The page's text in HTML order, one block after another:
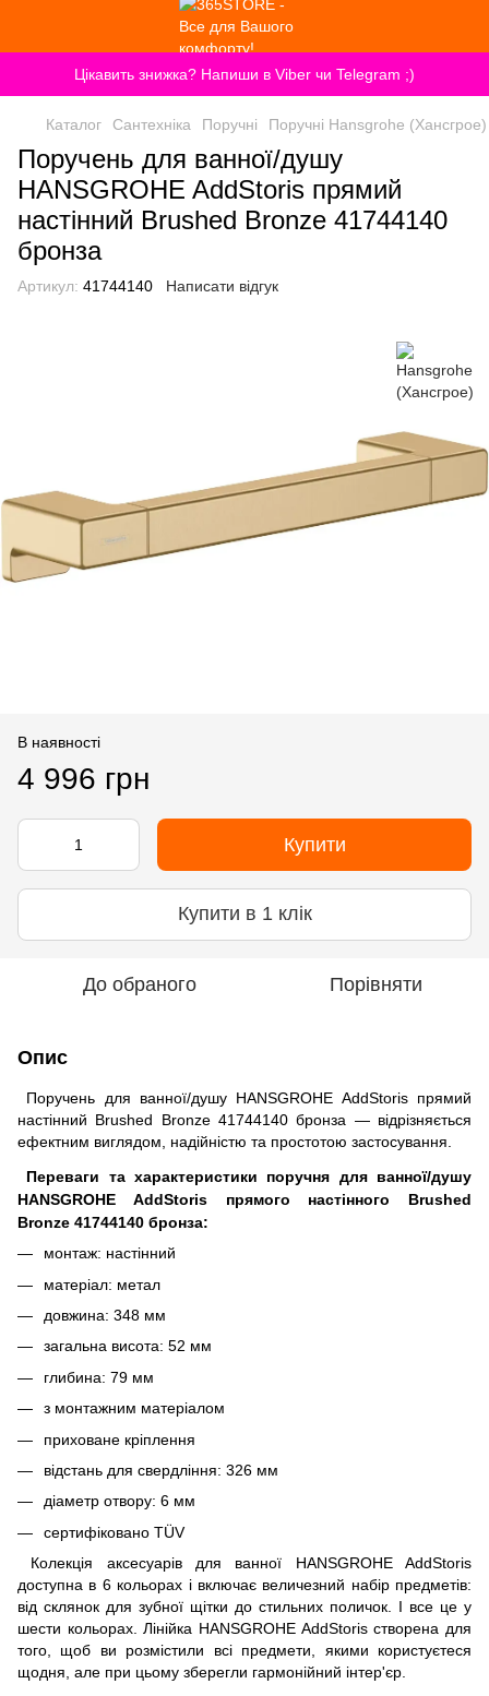
Цікавить знижка? Напиши в Viber чи Telegram ;)
Каталог Сантехніка Поручні Поручні Hansgrohe (Хансгрое)
Поручень для ванної/душу
HANSGROHE AddStoris прямий
настінний Brushed Bronze 41744140
бронза
Артикул: 41744140 Написати відгук
В наявності
4 996 грн
Купити
Купити в 1 клік
До обраного Порівняти
Опис
Поручень для ванної/душу HANSGROHE AddStoris прямий
настінний Brushed Bronze 41744140 бронза — відрізняється
ефектним виглядом, надійністю та простотою застосування.
Переваги та характеристики поручня для ванної/душу
HANSGROHE AddStoris прямого настінного Brushed
Bronze 41744140 бронза:
монтаж: настінний
матеріал: метал
довжина: 348 мм
загальна висота: 52 мм
глибина: 79 мм
з монтажним матеріалом
приховане кріплення
відстань для свердління: 326 мм
діаметр отвору: 6 мм
сертифіковано TÜV
Колекція аксесуарів для ванної HANSGROHE AddStoris
доступна в 6 кольорах і включає величезний набір предметів:
від склянок для зубної щітки до стильних поличок. І все це у
шести кольорах. Лінійка HANSGROHE AddStoris створена для
того, щоб ви розмістили всі предмети, якими користуєтеся
щодня, але при цьому зберегли гармонійний інтер'єр.